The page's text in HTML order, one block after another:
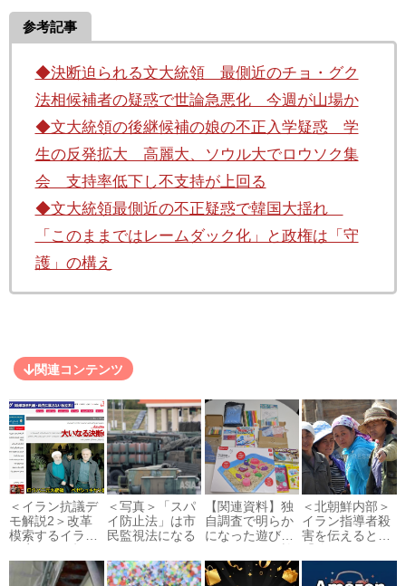
参考記事
◆決断迫られる文大統領 最側近のチョ・グク
法相候補者の疑惑で世論急悪化 今週が山場か
◆文大統領の後継候補の娘の不正入学疑惑 学
生の反発拡大 高麗大、ソウル大でロウソク集
会 支持率低下し不支持が上回る
◆文大統領最側近の不正疑惑で韓国大揺れ
「このままではレームダック化」と政権は「守
護」の構え
関連コンテンツ
＜イラン抗議デ
モ解説2＞改革
模索するイラン
という可能性
＜写真＞「スパ
イ防止法」は市
民監視法になる
【関連資料】独
自調査で明らか
になった遊び砂
出状況や含有率
など
＜北朝鮮内部＞
イラン指導者殺
害を伝えると…
指導者をたった
1日で殺さ...